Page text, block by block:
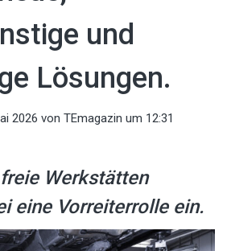
und
Lösungen.
2026 von TEmagazin um 12:31
Werkstätten
eine Vorreiterrolle ein.